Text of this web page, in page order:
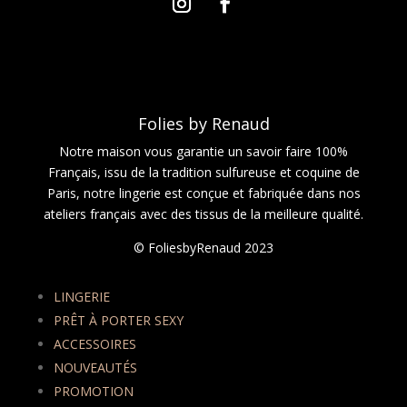
Folies by Renaud
Notre maison vous garantie un savoir faire 100%
Français, issu de la tradition sulfureuse et coquine de
Paris, notre lingerie est conçue et fabriquée dans nos
ateliers français avec des tissus de la meilleure qualité.
© FoliesbyRenaud 2023
LINGERIE
PRÊT À PORTER SEXY
ACCESSOIRES
NOUVEAUTÉS
PROMOTION